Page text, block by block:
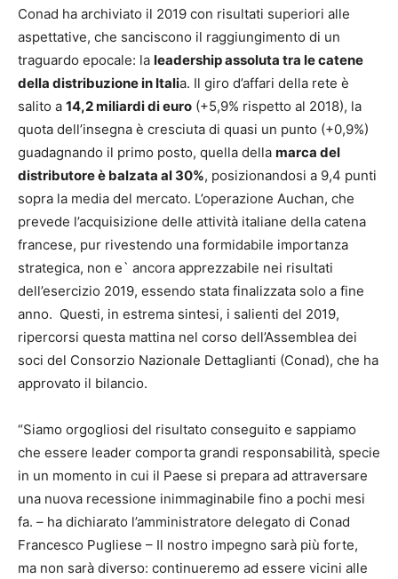
Conad ha archiviato il 2019 con risultati superiori alle
aspettative, che sanciscono il raggiungimento di un
traguardo epocale: la leadership assoluta tra le catene
della distribuzione in Italia. Il giro d’affari della rete è
salito a 14,2 miliardi di euro (+5,9% rispetto al 2018), la
quota dell’insegna è cresciuta di quasi un punto (+0,9%)
guadagnando il primo posto, quella della marca del
distributore è balzata al 30%, posizionandosi a 9,4 punti
sopra la media del mercato. L’operazione Auchan, che
prevede l’acquisizione delle attività italiane della catena
francese, pur rivestendo una formidabile importanza
strategica, non e` ancora apprezzabile nei risultati
dell’esercizio 2019, essendo stata finalizzata solo a fine
anno. Questi, in estrema sintesi, i salienti del 2019,
ripercorsi questa mattina nel corso dell’Assemblea dei
soci del Consorzio Nazionale Dettaglianti (Conad), che ha
approvato il bilancio.
“Siamo orgogliosi del risultato conseguito e sappiamo
che essere leader comporta grandi responsabilità, specie
in un momento in cui il Paese si prepara ad attraversare
una nuova recessione inimmaginabile fino a pochi mesi
fa. – ha dichiarato l’amministratore delegato di Conad
Francesco Pugliese – Il nostro impegno sarà più forte,
ma non sarà diverso: continueremo ad essere vicini alle